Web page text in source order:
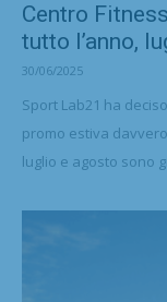
Centro
tutto l’anno,
30/06/2025
Sport Lab21 ha
promo estiva
luglio e agosto sono